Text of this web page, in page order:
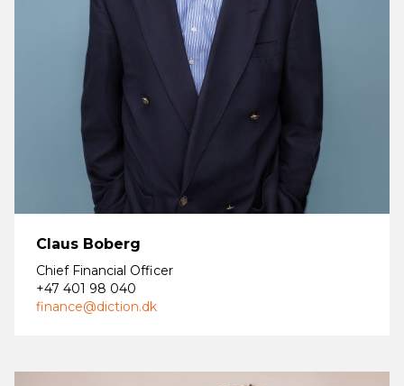
Claus Boberg
Chief Financial Officer
+47 401 98 040
finance@diction.dk